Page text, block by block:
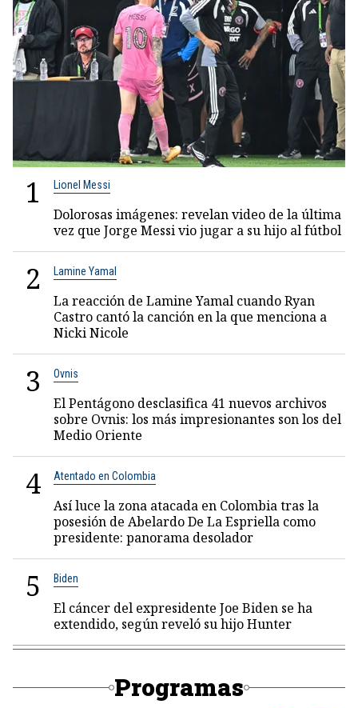
1 Lionel Messi
Dolorosas imágenes: revelan video de la última
vez que Jorge Messi vio jugar a su hijo al fútbol
2 Lamine Yamal
La reacción de Lamine Yamal cuando Ryan
Castro cantó la canción en la que menciona a
Nicki Nicole
3 Ovnis
El Pentágono desclasifica 41 nuevos archivos
sobre Ovnis: los más impresionantes son los del
Medio Oriente
4 Atentado en Colombia
Así luce la zona atacada en Colombia tras la
posesión de Abelardo De La Espriella como
presidente: panorama desolador
5 Biden
El cáncer del expresidente Joe Biden se ha
extendido, según reveló su hijo Hunter
Programas